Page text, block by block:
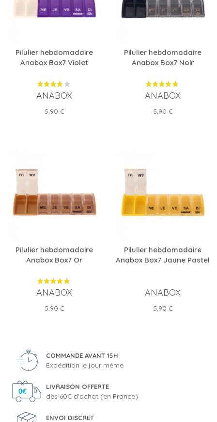
Pilulier hebdomadaire
Anabox Box7 Violet
ANABOX
Prix
5,90 €
Pilulier hebdomadaire
Anabox Box7 Noir
ANABOX
Prix
5,90 €
Pilulier hebdomadaire
Anabox Box7 Or
ANABOX
Prix
5,90 €
Pilulier hebdomadaire
Anabox Box7 Jaune Pastel
ANABOX
Prix
5,90 €
COMMANDE AVANT 15H
Expédition le jour même
LIVRAISON OFFERTE
dès 60€ d'achat (en France)
ENVOI DISCRET